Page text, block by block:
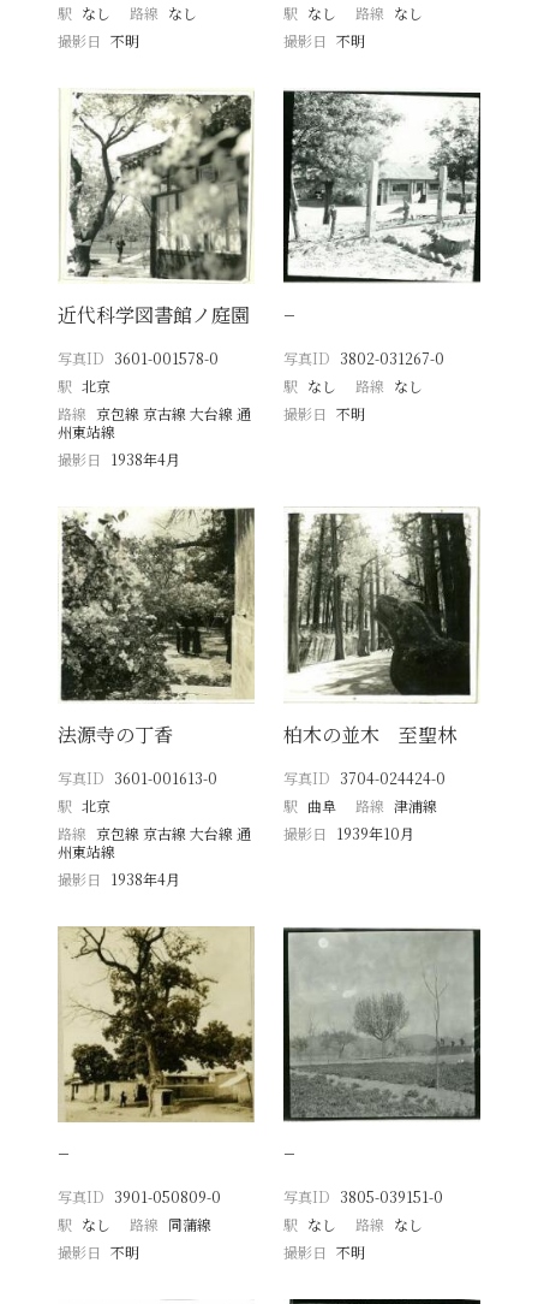
駅 なし 路線 なし
撮影日
不明
駅 なし 路線 なし
撮影日 不明
近代科学図書館ノ庭園
写真ID 3601-001578-0
駅 北京
路線 京包線 京古線 大台線 通
州東站線
撮影日
1938年4月
−
写真ID 3802-031267-0
駅 なし 路線 なし
撮影日 不明
法源寺の丁香
写真ID 3601-001613-0
駅 北京
路線 京包線 京古線 大台線 通
州東站線
撮影日
1938年4月
柏木の並木 至聖林
写真ID 3704-024424-0
駅 曲阜 路線 津浦線
撮影日
1939年10月
−
写真ID 3901-050809-0
駅 なし 路線 同蒲線
撮影日
不明
−
写真ID 3805-039151-0
駅 なし 路線 なし
撮影日 不明